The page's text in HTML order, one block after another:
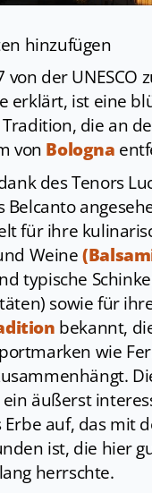
hinzufügen
von der UNESCO
erklärt, ist eine
die an
von Bologna
des Tenors
Belcanto
für ihre
Weine
typische
sowie für
bekannt,
wie
äußerst
auf, das mit
ist, die hier
herrschte.